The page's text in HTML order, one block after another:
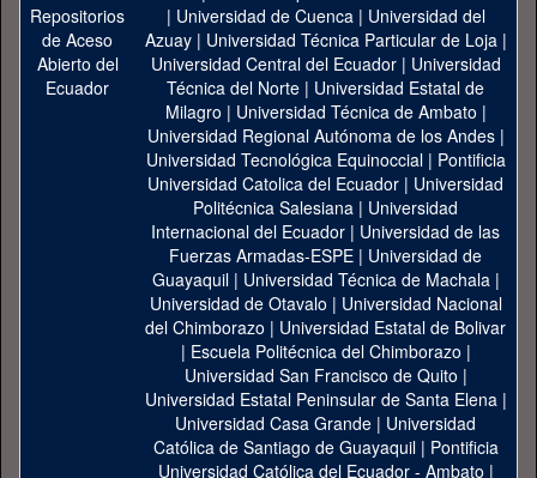
| Universidad de Cuenca| Universidad del
Azuay| Universidad Técnica Particular de Loja|
Universidad Central del Ecuador| Universidad
Técnica del Norte | Universidad Estatal de
Milagro | Universidad Técnica de Ambato |
Universidad Regional Autónoma de los Andes|
Universidad Tecnológica Equinoccial| Pontificia
Universidad Catolica del Ecuador | Universidad
Politécnica Salesiana | Universidad
Internacional del Ecuador | Universidad de las
Fuerzas Armadas-ESPE | Universidad de
Guayaquil| Universidad Técnica de Machala|
Universidad de Otavalo | Universidad Nacional
del Chimborazo | Universidad Estatal de Bolivar
| Escuela Politécnica del Chimborazo |
Universidad San Francisco de Quito |
Universidad Estatal Peninsular de Santa Elena|
Universidad Casa Grande | Universidad
Católica de Santiago de Guayaquil| Pontificia
Universidad Católica del Ecuador - Ambato |